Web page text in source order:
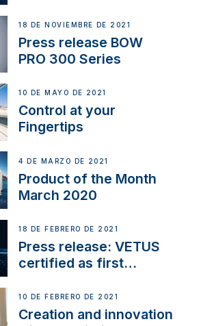
18 DE NOVIEMBRE DE 2021
Press release BOW
PRO 300 Series
10 DE MAYO DE 2021
Control at your
Fingertips
4 DE MARZO DE 2021
Product of the Month
March 2020
18 DE FEBRERO DE 2021
Press release: VETUS
certified as first
NMEA 2000
10 DE FEBRERO DE 2021
Creation and innovation